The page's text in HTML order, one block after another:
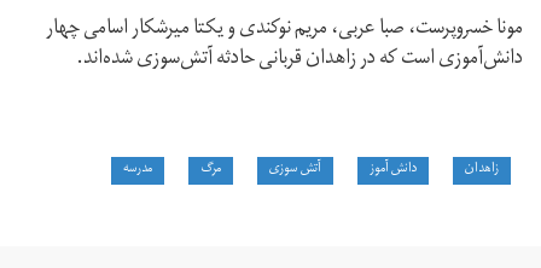
مونا خسروپرست، صبا عربی، مریم نوکندی و یکتا میرشکار اسامی چهار
دانش‌آموزی است که در زاهدان قربانی حادثه آتش‌سوزی شده‌اند.
زاهدان دانش آموز آتش سوزی مرگ مدرسه